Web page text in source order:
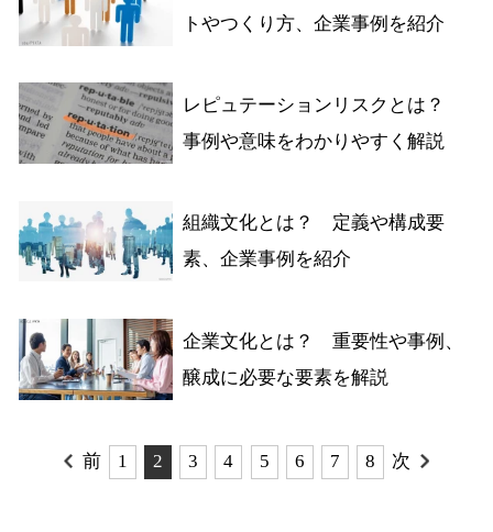
トやつくり方、企業事例を紹介
レピュテーションリスクとは？
事例や意味をわかりやすく解説
組織文化とは？ 定義や構成要
素、企業事例を紹介
企業文化とは？ 重要性や事例、
醸成に必要な要素を解説
前 1 2 3 4 5 6 7 8 次